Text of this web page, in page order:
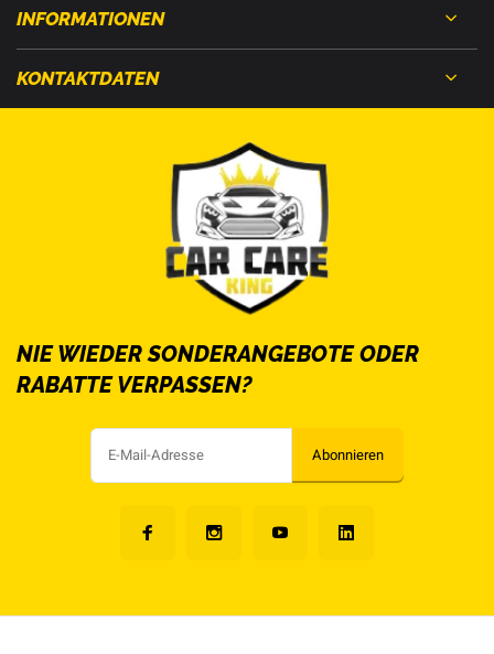
INFORMATIONEN
KONTAKTDATEN
NIE WIEDER SONDERANGEBOTE ODER
RABATTE VERPASSEN?
Abonnieren